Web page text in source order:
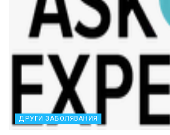
ДРУГИ ЗАБОЛЯВАНИЯ